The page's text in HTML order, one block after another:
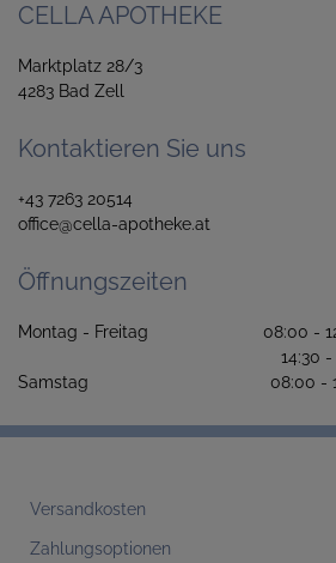
CELLA APOTHEKE
Marktplatz 28/3
4283 Bad Zell
Kontaktieren Sie uns
+43 7263 20514
office@cella-apotheke.at
Öffnungszeiten
Montag - Freitag 08:00 -
14:30 -
Samstag 08:00 -
Versandkosten
Zahlungsoptionen